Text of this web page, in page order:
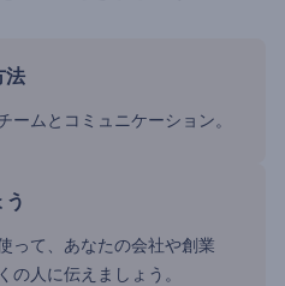
法
ムとコミュニケーション。
って、あなたの会社や創業
人に伝えましょう。